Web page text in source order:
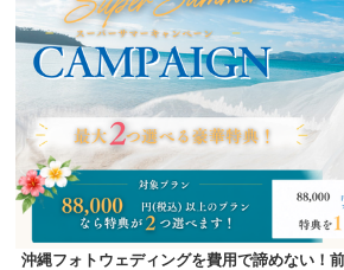
沖縄フォトウェディングを費用で諦めない！